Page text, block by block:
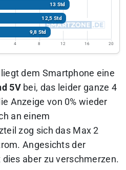
13 Std
12,5 Std
9,8 Std
4 8 12 16 20
dem Smartphone eine
5Vbei, das leider ganze 4
Anzeige von 0% wieder
an einem
zog sich das Max 2
Angesichts der
aber zu verschmerzen.